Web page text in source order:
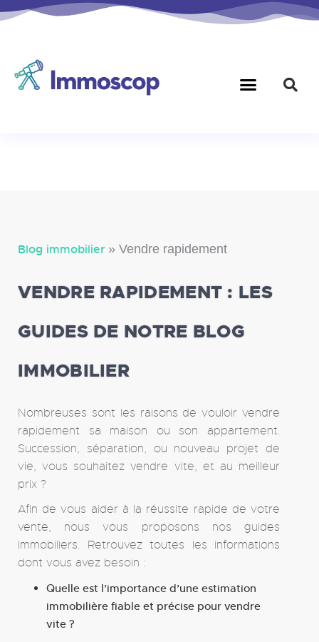
Blog immobilier » Vendre rapidement
VENDRE RAPIDEMENT : LES
GUIDES DE NOTRE BLOG
IMMOBILIER
Nombreuses sont les raisons de vouloir vendre
rapidement sa maison ou son appartement.
Succession, séparation, ou nouveau projet de
vie, vous souhaitez vendre vite, et au meilleur
prix ?
Afin de vous aider à la réussite rapide de votre
vente, nous vous proposons nos guides
immobiliers. Retrouvez toutes les informations
dont vous avez besoin :
Quelle est l’importance d’une estimation
immobilière fiable et précise pour vendre
vite ?